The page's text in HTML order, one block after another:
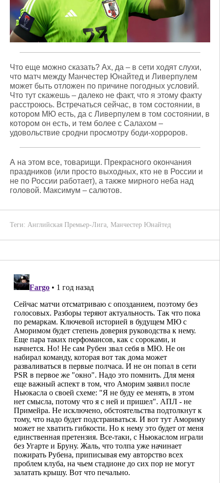
Что еще можно сказать? Ах, да – в сети ходят слухи,
что матч между Манчестер Юнайтед и Ливерпулем
может быть отложен по причине погодных условий.
Что тут скажешь – далеко не факт, что я этому факту
расстроюсь. Встречаться сейчас, в том состоянии, в
котором МЮ есть, да с Ливерпулем в том состоянии, в
котором он есть, и тем более с Салахом –
удовольствие сродни просмотру боди-хорроров.
А на этом все, товарищи. Прекрасного окончания
праздников (или просто выходных, кто не в России и
не по России работает), а также мирного неба над
головой. Максимум – салютов.
Теги: Английская Премьер-Лига Манчестер Юнайтед